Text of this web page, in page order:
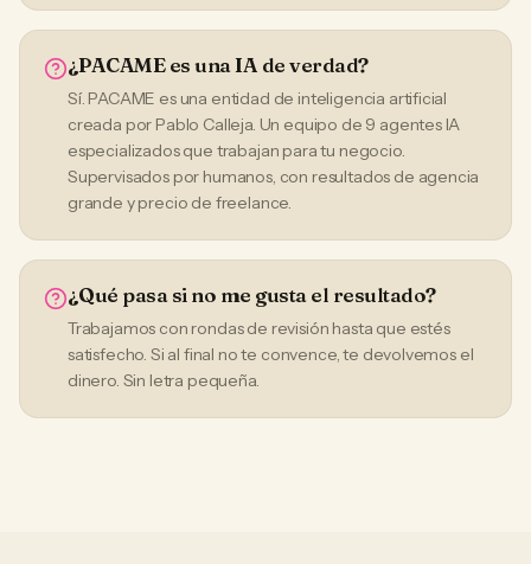
¿PACAME es una IA de verdad?
Sí. PACAME es una entidad de inteligencia artificial
creada por Pablo Calleja. Un equipo de 9 agentes IA
especializados que trabajan para tu negocio.
Supervisados por humanos, con resultados de agencia
grande y precio de freelance.
¿Qué pasa si no me gusta el resultado?
Trabajamos con rondas de revisión hasta que estés
satisfecho. Si al final no te convence, te devolvemos el
dinero. Sin letra pequeña.